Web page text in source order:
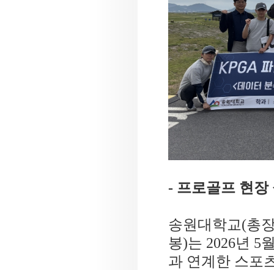
- 프로골프 현장
송원대학교(총
봉)는 2026년 5
과 연계한 스포